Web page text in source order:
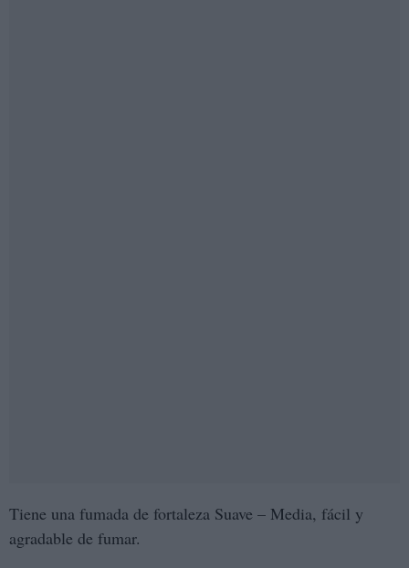
Tiene una fumada de fortaleza Suave – Media, fácil y
agradable de fumar.